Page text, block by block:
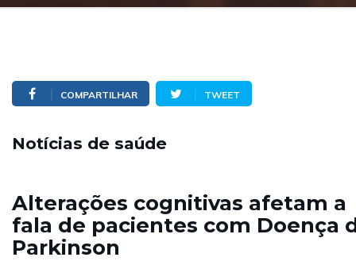
COMPARTILHAR TWEET
Notícias de saúde
Alterações cognitivas afetam a
fala de pacientes com Doença
Parkinson